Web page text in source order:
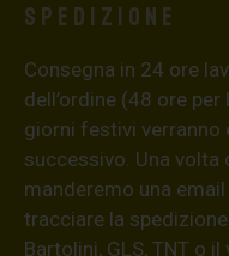
Spedizione
Consegna in 24 ore
dell’ordine (48 ore
giorni festivi verranno
successivo. Una volta
manderemo una
tracciare la
Bartolini, GLS, TNT o